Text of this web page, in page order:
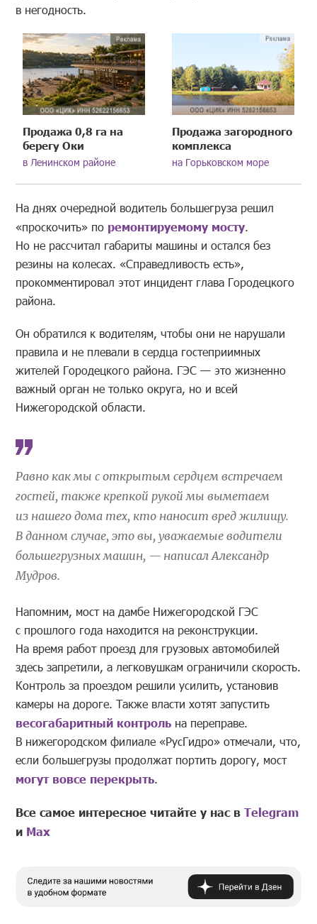
в негодность.
Продажа 0,8 га на
берегу Оки
в Ленинском районе
Продажа загородного
комплекса
на Горьковском море
На днях очередной водитель большегруза решил
«проскочить» по ремонтируемому мосту.
Но не рассчитал габариты машины и остался без
резины на колесах. «Справедливость есть»,
прокомментировал этот инцидент глава Городецкого
района.
Он обратился к водителям, чтобы они не нарушали
правила и не плевали в сердца гостеприимных
жителей Городецкого района. ГЭС — это жизненно
важный орган не только округа, но и всей
Нижегородской области.
Равно как мы с открытым сердцем встречаем
гостей, также крепкой рукой мы выметаем
из нашего дома тех, кто наносит вред жилищу.
В данном случае, это вы, уважаемые водители
большегрузных машин, — написал Александр
Мудров.
Напомним, мост на дамбе Нижегородской ГЭС
с прошлого года находится на реконструкции.
На время работ проезд для грузовых автомобилей
здесь запретили, а легковушкам ограничили скорость.
Контроль за проездом решили усилить, установив
камеры на дороге. Также власти хотят запустить
весогабаритный контроль на переправе.
В нижегородском филиале «РусГидро» отмечали, что,
если большегрузы продолжат портить дорогу, мост
могут вовсе перекрыть.
Все самое интересное читайте у нас вTelegram
и Mах